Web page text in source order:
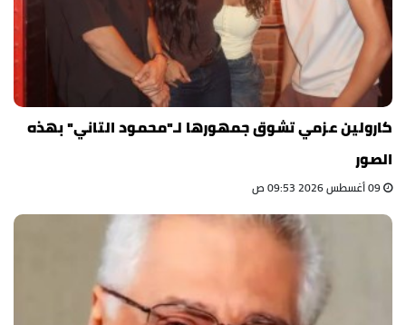
كارولين عزمي تشوق جمهورها لـ"محمود التاني" بهذه
الصور